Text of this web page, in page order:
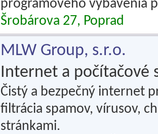
programového vybavenia
Šrobárova 27, Poprad
MLW Group, s.r.o.
Internet a počítačové
Čistý a bezpečný internet
filtrácia spamov, vírusov,
stránkami.